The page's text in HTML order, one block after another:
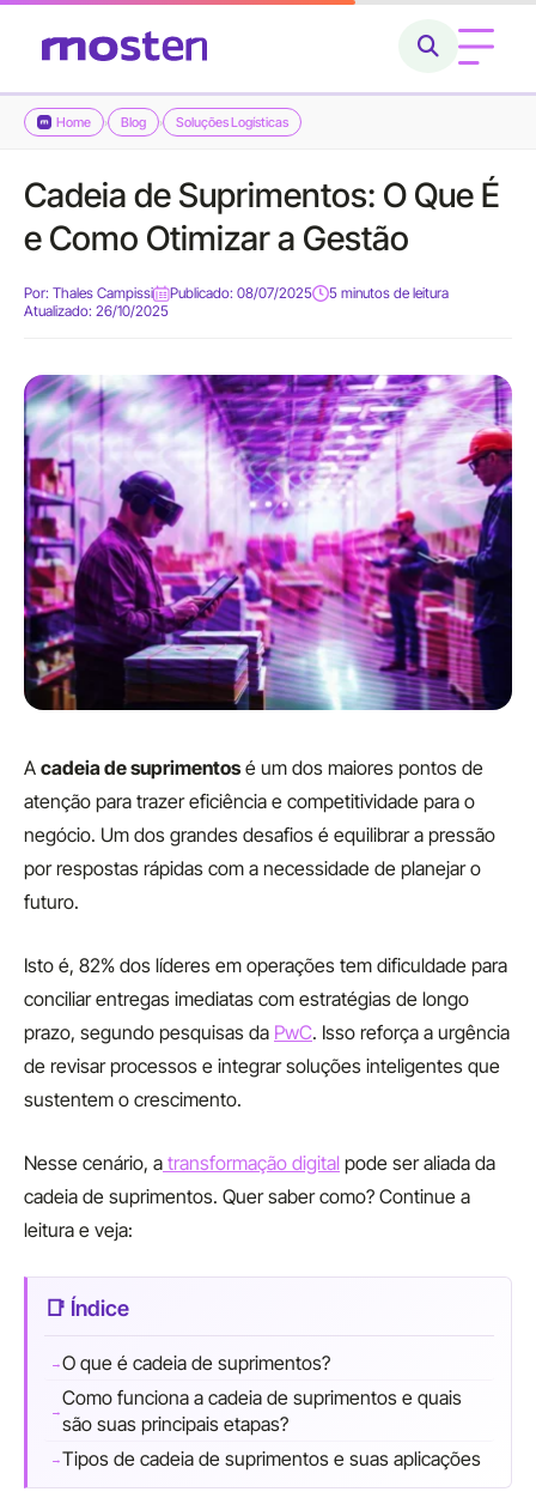
Conheça a Mosten
Carreiras
Blog
Home › Blog › Soluções Logísticas
Cadeia de Suprimentos: O Que É
e Como Otimizar a Gestão
Por: Thales Campissi Publicado: 08/07/2025
5 minutos de leitura
Atualizado: 26/10/2025
A cadeia de suprimentosé um dos maiores pontos de
atenção para trazer eficiência e competitividade para o
negócio. Um dos grandes desafios é equilibrar a pressão
por respostas rápidas com a necessidade de planejar o
futuro.
Isto é, 82% dos líderes em operações tem dificuldade para
conciliar entregas imediatas com estratégias de longo
prazo, segundo pesquisas da PwC. Isso reforça a urgência
de revisar processos e integrar soluções inteligentes que
sustentem o crescimento.
Nesse cenário, a transformação digital pode ser aliada da
cadeia de suprimentos. Quer saber como? Continue a
leitura e veja:
O que é cadeia de suprimentos?
Como funciona a cadeia de suprimentos e quais
são suas principais etapas?
Tipos de cadeia de suprimentos e suas aplicações